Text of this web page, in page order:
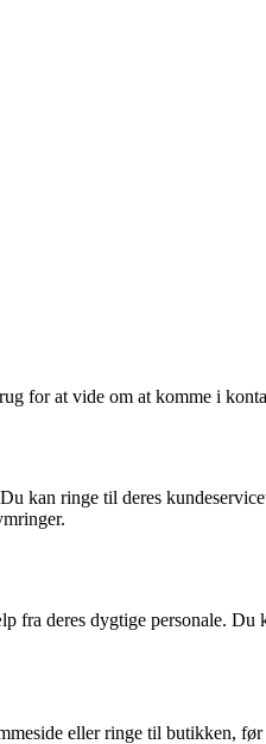
for at vide om at komme i
kan ringe til deres
deres dygtige personale.
eller ringe til butikken,